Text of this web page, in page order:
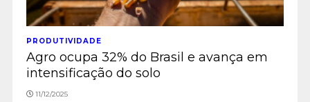
PRODUTIVIDADE
Agro ocupa 32% do Brasil e avança em
intensificação do solo
11/12/2025